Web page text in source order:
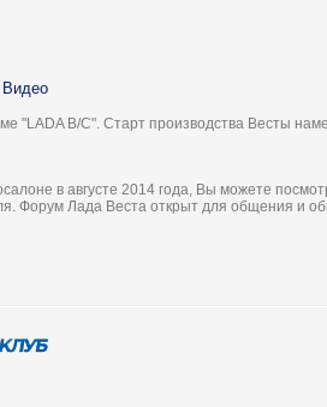
Видео
B/C". Старт производства Весты
в августе 2014 года, Вы можете
Форум Лада Веста открыт для общения и